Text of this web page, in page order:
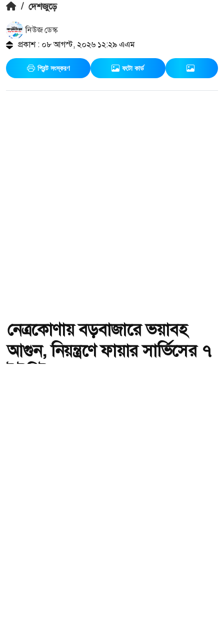
/ দেশজুড়ে
নিউজ ডেস্ক
প্রকাশ : ০৮ আগস্ট, ২০২৬ ১২:২৯ এএম
প্রিন্ট সংস্করণ ফটো কার্ড
নেত্রকোণায় বড়বাজারে ভয়াবহ
আগুন, নিয়ন্ত্রণে ফায়ার সার্ভিসের ৭